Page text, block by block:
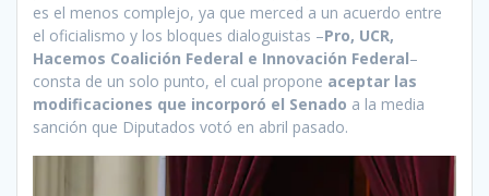
es el menos complejo, ya que merced a un acuerdo entre
el oficialismo y los bloques dialoguistas –Pro, UCR,
Hacemos Coalición Federal e Innovación Federal–
consta de un solo punto, el cual propone aceptar las
modificaciones que incorporó el Senado a la media
sanción que Diputados votó en abril pasado.